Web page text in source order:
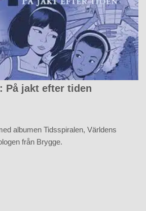
På jakt efter tiden
albumen Tidsspiralen, Världens
från Brygge.